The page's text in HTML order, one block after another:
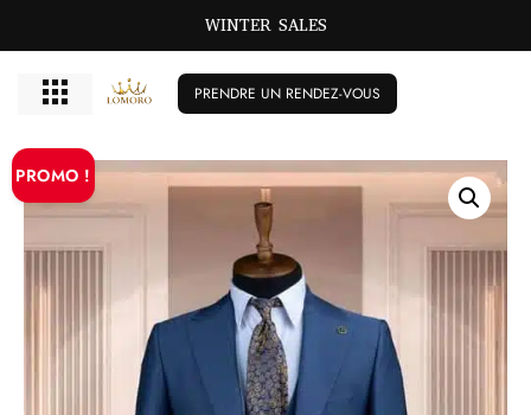
WINTER SALES
PRENDRE UN RENDEZ-VOUS
PROMO !